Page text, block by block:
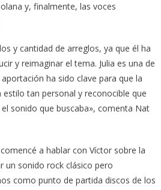
y, finalmente, las voces
y cantidad de arreglos, ya que él ha
y reimaginar el tema. Julia es una de
ha sido clave para que la
tan personal y reconocible que
sonido que buscaba», comenta Nat
a hablar con Víctor sobre la
un sonido rock clásico pero
como punto de partida discos de los